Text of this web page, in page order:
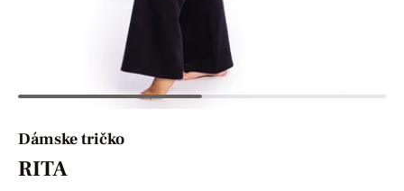
Dámske tričko
RITA